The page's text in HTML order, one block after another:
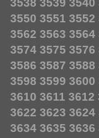
3538 3539 3540
3550 3551 3552
3562 3563 3564
3574 3575 3576
3586 3587 3588
3598 3599 3600
3610 3611 3612
3622 3623 3624
3634 3635 3636